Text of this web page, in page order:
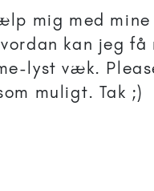
mig med mine
kan jeg få
lyst væk.
muligt. Tak ;)